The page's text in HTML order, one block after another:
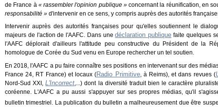
de France à « rassembler l'opinion publique » concernant la réunification, en
responsabilité » d'intervenir en ce sens, y compris auprès des autorités
Intervenir auprès des autorités françaises pour qu'elles soutiennent le
majeurs de l'action de l'AAFC. Dans unedéclaration publique faite quelques
l'AAFC déplorait d'ailleurs l'attitude peu constructive du Président de la
homologue de Corée du Sud venu en Europe rechercher un tel soutien.
En 2018, l'AAFC a pu faire connaître ses positions en intervenant sur des
France 24, RT France) et locaux (Radio Primitive, à Reims), et dans revues (
Nord-Sud XXI,L'Incorrect,...) dont la diversité traduit bien le caractère
coréenne. L'AAFC a pu aussi s'appuyer sur ses propres médias, qu'il
bulletin trimestriel. La publication du bulletin a malheureusement due être